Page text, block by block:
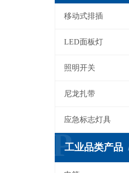
移动式排插
LED面板灯
照明开关
尼龙扎带
应急标志灯具
工业品类产品
P